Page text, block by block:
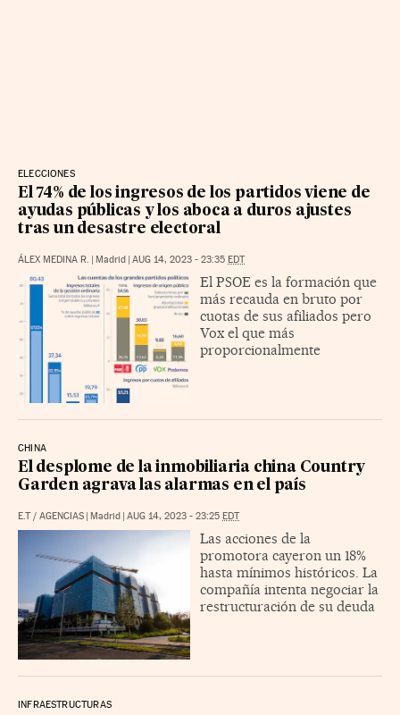
ELECCIONES
El 74% de los ingresos de los partidos viene de
ayudas públicas y los aboca a duros ajustes
tras un desastre electoral
ÁLEX MEDINA R. Madrid AUG 14, 2023 - 23:35 EDT
El PSOE es la formación que
más recauda en bruto por
cuotas de sus afiliados pero
Vox el que más
proporcionalmente
CHINA
El desplome de la inmobiliaria china Country
Garden agrava las alarmas en el país
E.T/ AGENCIAS Madrid AUG 14, 2023 - 23:25 EDT
Las acciones de la
promotora cayeron un 18%
hasta mínimos históricos. La
compañía intenta negociar la
restructuración de su deuda
INFRAESTRUCTURAS